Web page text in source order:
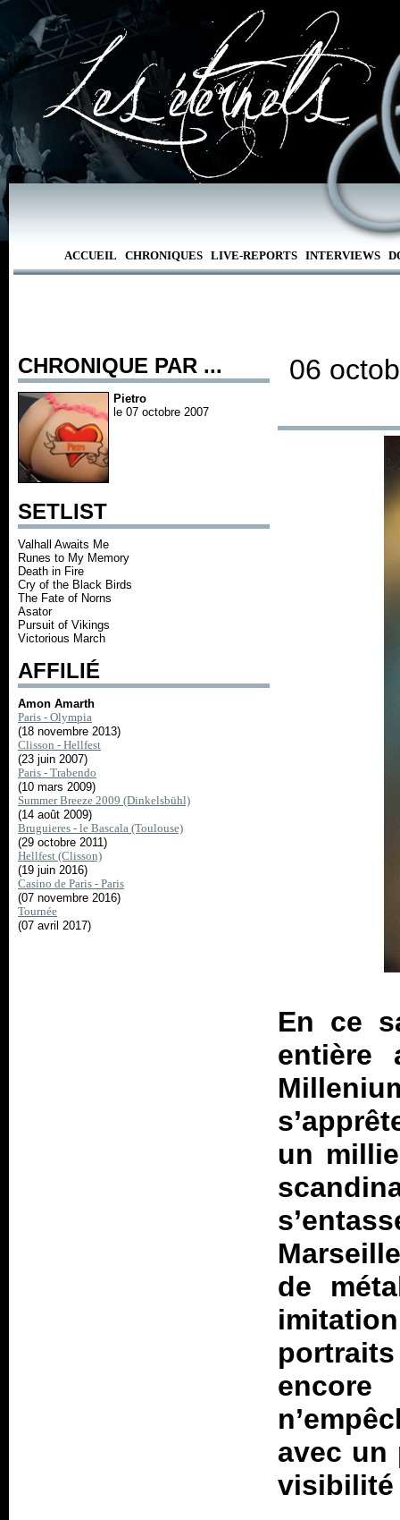
ACCUEIL CHRONIQUES LIVE-REPORTS INTERVIEWS
CHRONIQUE PAR ...
Pietro
le 07 octobre 2007
SETLIST
Valhall Awaits Me
Runes to My Memory
Death in Fire
Cry of the Black Birds
The Fate of Norns
Asator
Pursuit of Vikings
Victorious March
AFFILIÉ
Amon Amarth
Paris - Olympia
(18 novembre 2013)
Clisson - Hellfest
(23 juin 2007)
Paris - Trabendo
(10 mars 2009)
Summer Breeze 2009 (Dinkelsbühl)
(14 août 2009)
Bruguieres - le Bascala (Toulouse)
(29 octobre 2011)
Hellfest (Clisson)
(19 juin 2016)
Casino de Paris - Paris
(07 novembre 2016)
Tournée
(07 avril 2017)
06
En ce
entière
un
de
avec un
visibilité